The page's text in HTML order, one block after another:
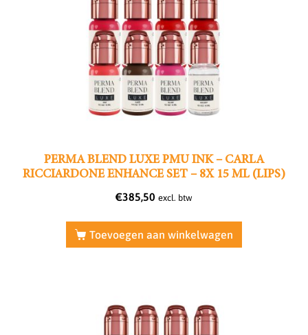
PERMA BLEND LUXE PMU INK – CARLA
RICCIARDONE ENHANCE SET – 8X 15 ML (LIPS)
€385,50 excl. btw
Toevoegen aan winkelwagen